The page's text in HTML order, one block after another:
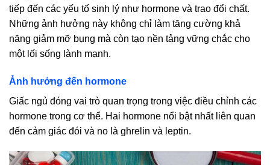
tiếp đến các yếu tố sinh lý như hormone và trao đổi chất.
Những ảnh hưởng này không chỉ làm tăng cường khả
năng giảm mỡ bụng mà còn tạo nền tảng vững chắc cho
một lối sống lành mạnh.
Ảnh hưởng đến hormone
Giấc ngủ đóng vai trò quan trọng trong việc điều chỉnh các
hormone trong cơ thể. Hai hormone nổi bật nhất liên quan
đến cảm giác đói và no là ghrelin và leptin.